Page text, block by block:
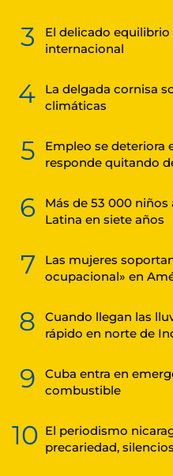
3
El delicado
internacional
4
La delgada cornisa
climáticas
5
Empleo se deteriora
responde quitando
6
Más de 53 000
Latina en siete años
7
Las mujeres
ocupacional» en
8
Cuando llegan las
rápido en norte de
9
Cuba entra en
combustible
10 El periodismo
precariedad,